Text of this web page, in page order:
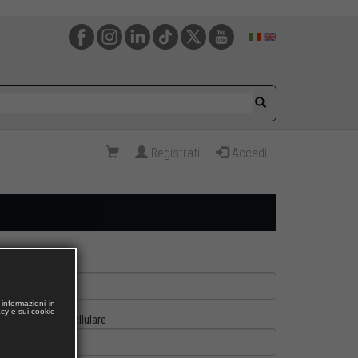
Registrati Accedi
Cellulare
in
e sui cookie